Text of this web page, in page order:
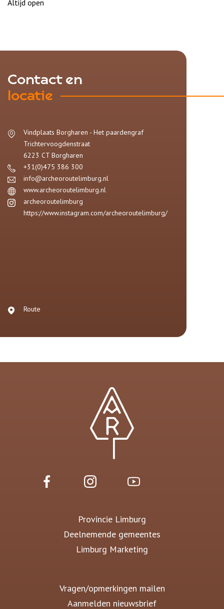
Altijd open
Contact en
locatie
Vindplaats Borgharen - Het paardengraf
Trichtervoogdenstraat
6223 CT Borgharen
+31(0)475 386 300
info@archeoroutelimburg.nl
www.archeoroutelimburg.nl
archeoroutelimburg
https://www.instagram.com/archeoroutelimburg/
Route
Provincie Limburg
Deelnemende gemeentes
Limburg Marketing
Vragen/opmerkingen mailen
Aanmelden nieuwsbrief